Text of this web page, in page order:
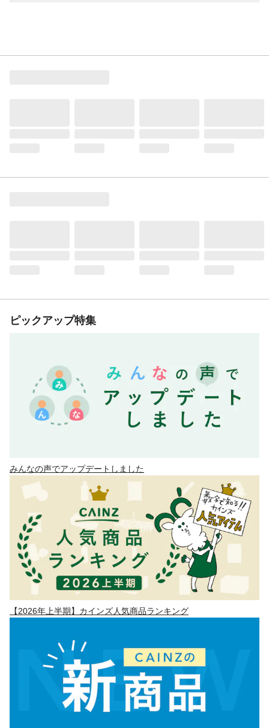
ピックアップ特集
みんなの声でアップデートしました
【2026年上半期】カインズ人気商品ランキング